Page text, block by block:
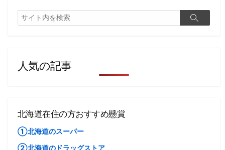
検
索
検
人気の記事
北海道在住の方おすすめ懸賞
①北海道のスーパー
②北海道のドラッグストア